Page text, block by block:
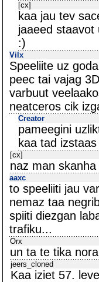
[cx]
kaa jau tev
jaaeed
:)
Vilx
Speeliite uz
peec tai vajag
varbuut
neatceros cik
Creator
pameegini
kaa tad
[cx]
naz man
aaxc
to speeliiti jau
nemaz taa
spiiti diezgan
trafiku...
Orx
un ta te tika
jeers_cloned
Kaa iziet 57.